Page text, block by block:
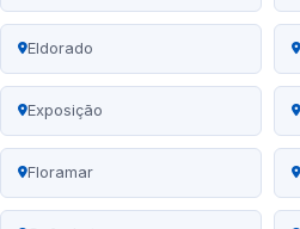
Eldorado
Exposição
Floramar